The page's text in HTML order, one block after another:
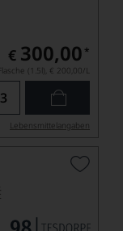
€ 300,00 *
(1.5l), € 200,00/L
Lebensmittel­angaben